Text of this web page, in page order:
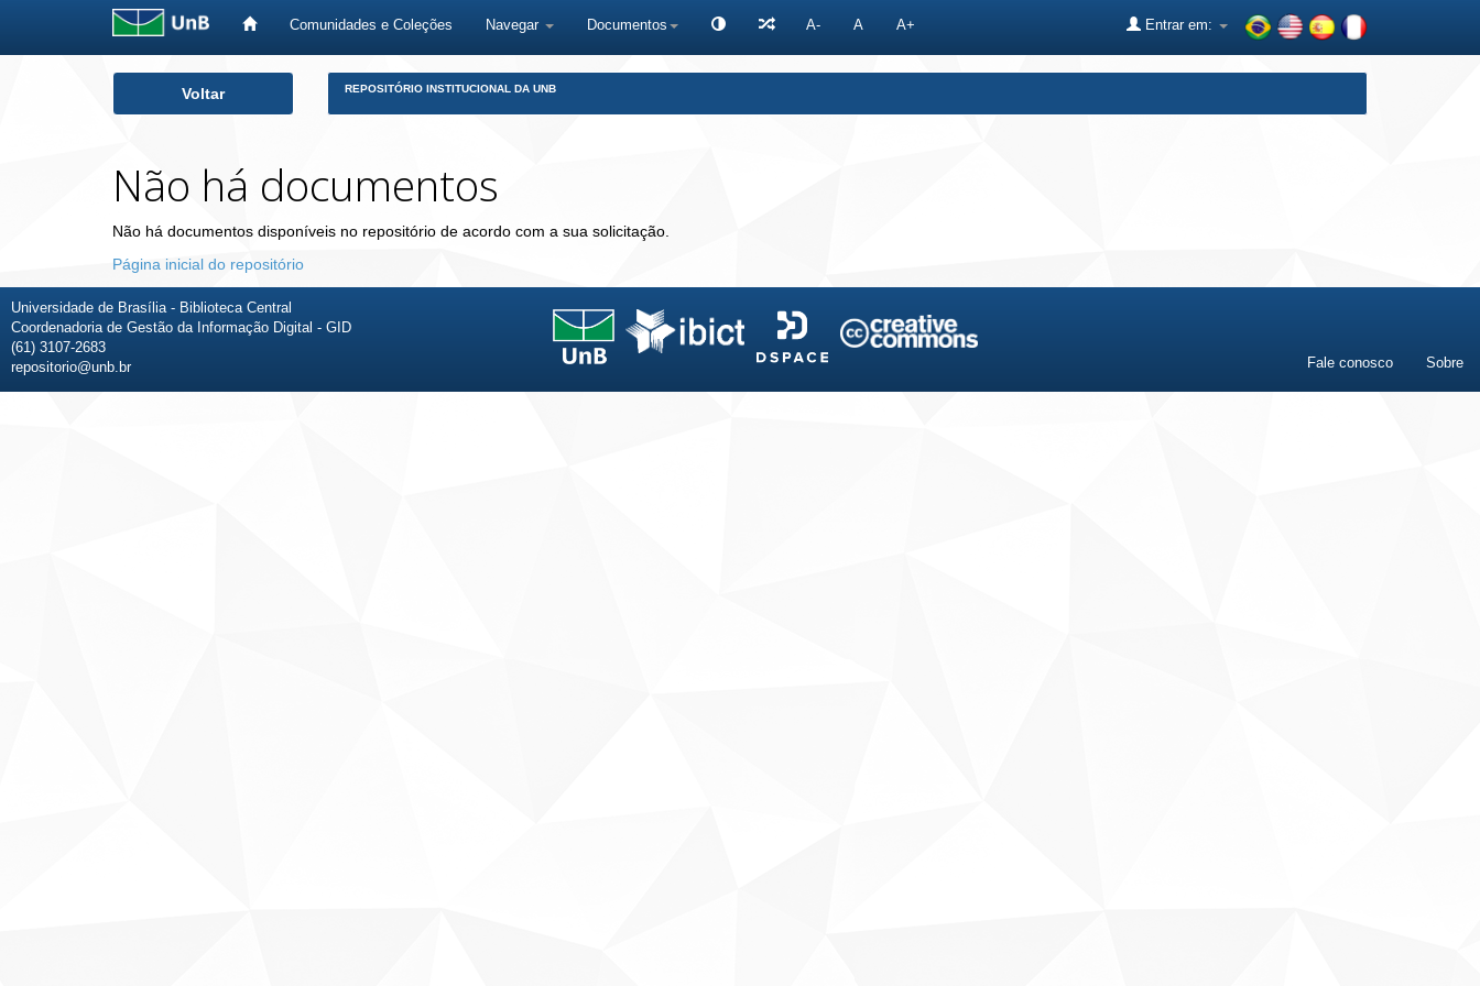
Comunidades e Coleções Navegar Documentos A- A A+ Entrar em:
Voltar REPOSITÓRIO INSTITUCIONAL DA UNB
Não há documentos
Não há documentos disponíveis no repositório de acordo com a sua solicitação.
Página inicial do repositório
Universidade de Brasília - Biblioteca Central
Coordenadoria de Gestão da Informação Digital - GID
(61) 3107-2683
repositorio@unb.br
Fale conosco Sobre